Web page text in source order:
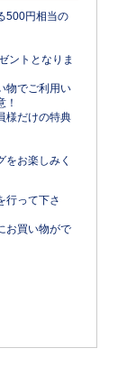
500円相当の
ントとなりま
物でご利用い
！
様だけの特典
をお楽しみく
行って下さ
お買い物がで